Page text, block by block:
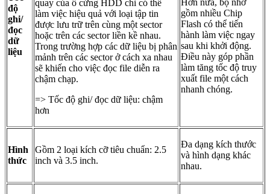
độ
ghi/
đọc
dữ
liệu
quay của ổ cứng HDD chỉ có thể
làm việc hiệu quả với loại tập tin
được lưu trữ trên cùng một sector
hoặc trên các sector liền kề nhau.
Trong trường hợp các dữ liệu bị phân
mảnh trên các sector ở cách xa nhau
sẽ khiến cho việc đọc file diễn ra
chậm chạp.
=> Tốc độ ghi/ đọc dữ liệu: chậm
hơn
Hơn nữa, bộ nhớ
gồm nhiều Chip
Flash có thể tiến
hành làm việc ngay
sau khi khởi động.
Điều này góp phần
làm tăng tốc độ truy
xuất file một cách
nhanh chóng.
Hình
thức
Gồm 2 loại kích cỡ tiêu chuẩn: 2.5
inch và 3.5 inch.
Đa dạng kích thước
và hình dạng khác
nhau.